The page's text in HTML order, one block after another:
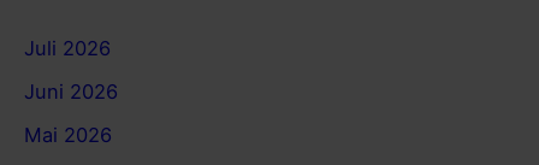
Juli 2026
Juni 2026
Mai 2026